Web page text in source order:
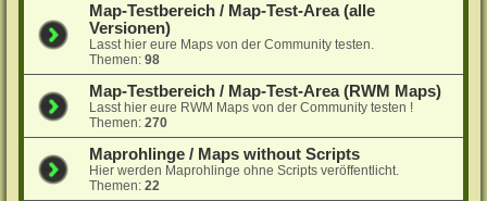
Map-Testbereich / Map-Test-Area (alle
Versionen)
Lasst hier eure Maps von der Community testen.
Themen:98
Map-Testbereich / Map-Test-Area (RWM Maps)
Lasst hier eure RWM Maps von der Community testen !
Themen:270
Maprohlinge / Maps without Scripts
Hier werden Maprohlinge ohne Scripts veröffentlicht.
Themen:22